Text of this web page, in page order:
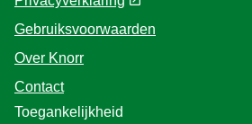
Gebruiksvoorwaarden
Over Knorr
Contact
Toegankelijkheid